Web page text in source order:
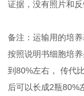
证据，没有照片和
备注：运输用的培
按照说明书细胞培
到80%左右， 传代
后可以长成2瓶80%